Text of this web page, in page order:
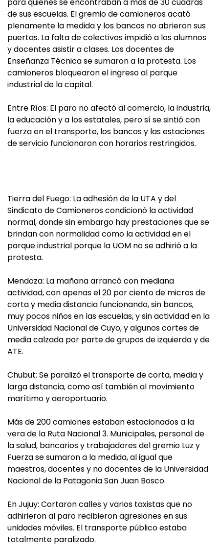
de sus escuelas. El gremio de camioneros acató
plenamente la medida y los bancos no abrieron sus
puertas. La falta de colectivos impidió a los alumnos
y docentes asistir a clases. Los docentes de
Enseñanza Técnica se sumaron a la protesta. Los
camioneros bloquearon el ingreso al parque
industrial de la capital.
Entre Ríos: El paro no afectó al comercio, la industria,
la educación y a los estatales, pero sí se sintió con
fuerza en el transporte, los bancos y las estaciones
de servicio funcionaron con horarios restringidos.
Tierra del Fuego: La adhesión de la UTA y del
Sindicato de Camioneros condicionó la actividad
normal, donde sin embargo hay prestaciones que se
brindan con normalidad como la actividad en el
parque industrial porque la UOM no se adhirió a la
protesta.
Mendoza: La mañana arrancó con mediana
actividad, con apenas el 20 por ciento de micros de
corta y media distancia funcionando, sin bancos,
muy pocos niños en las escuelas, y sin actividad en la
Universidad Nacional de Cuyo, y algunos cortes de
media calzada por parte de grupos de izquierda y de
ATE.
Chubut: Se paralizó el transporte de corta, media y
larga distancia, como así también al movimiento
marítimo y aeroportuario.
Más de 200 camiones estaban estacionados a la
vera de la Ruta Nacional 3. Municipales, personal de
la salud, bancarios y trabajadores del gremio Luz y
Fuerza se sumaron a la medida, al igual que
maestros, docentes y no docentes de la Universidad
Nacional de la Patagonia San Juan Bosco.
En Jujuy: Cortaron calles y varios taxistas que no
adhirieron al paro recibieron agresiones en sus
unidades móviles. El transporte público estaba
totalmente paralizado.